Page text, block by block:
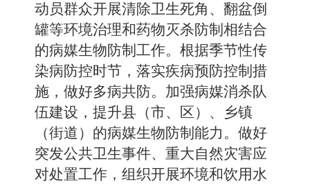
动员群众开展清除卫生死角、翻盆倒
罐等环境治理和药物灭杀防制相结合
的病媒生物防制工作。根据季节性传
染病防控时节，落实疾病预防控制措
施，做好多病共防。加强病媒消杀队
伍建设，提升县（市、区）、乡镇
（街道）的病媒生物防制能力。做好
突发公共卫生事件、重大自然灾害应
对处置工作，组织开展环境和饮用水